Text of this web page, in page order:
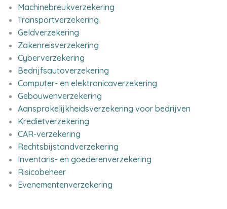
Machinebreukverzekering
Transportverzekering
Geldverzekering
Zakenreisverzekering
Cyberverzekering
Bedrijfsautoverzekering
Computer- en elektronicaverzekering
Gebouwenverzekering
Aansprakelijkheidsverzekering voor bedrijven
Kredietverzekering
CAR-verzekering
Rechtsbijstandverzekering
Inventaris- en goederenverzekering
Risicobeheer
Evenementenverzekering